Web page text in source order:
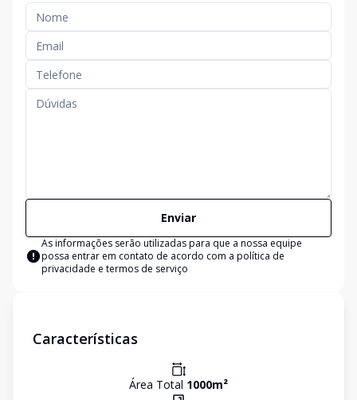
Enviar
As informações serão utilizadas para que a nossa equipe
possa entrar em contato de acordo com a política de
privacidade e termos de serviço
Características
Área Total 1000m²